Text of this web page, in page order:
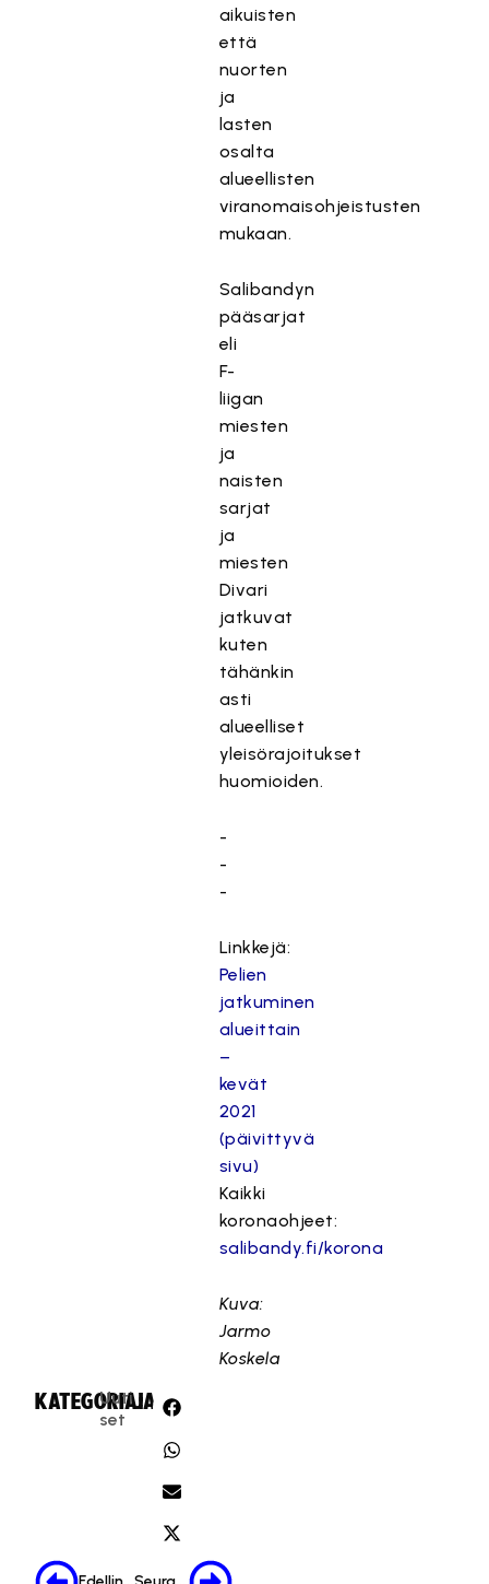
aikuisten
että
nuorten
ja
lasten
osalta
alueellisten
viranomaisohjeistusten
mukaan.
Salibandyn
pääsarjat
eli
F-
liigan
miesten
ja
naisten
sarjat
ja
miesten
Divari
jatkuvat
kuten
tähänkin
asti
alueelliset
yleisörajoitukset
huomioiden.
-
-
-
Linkkejä:
Pelien
jatkuminen
alueittain
–
kevät
2021
(päivittyvä
sivu)
Kaikki
koronaohjeet:
salibandy.fi/korona
Kuva:
Jarmo
Koskela
KATEGORIA:
Uuti
set
JAA: